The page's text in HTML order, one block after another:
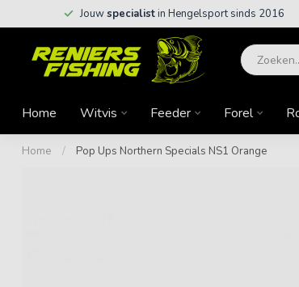
Jouwspecialistin Hengelsport sinds 2016
Home Witvis Feeder Forel
Home / Pop Ups Northern Specials NS1 Orange